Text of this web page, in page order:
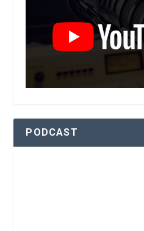
PODCAST